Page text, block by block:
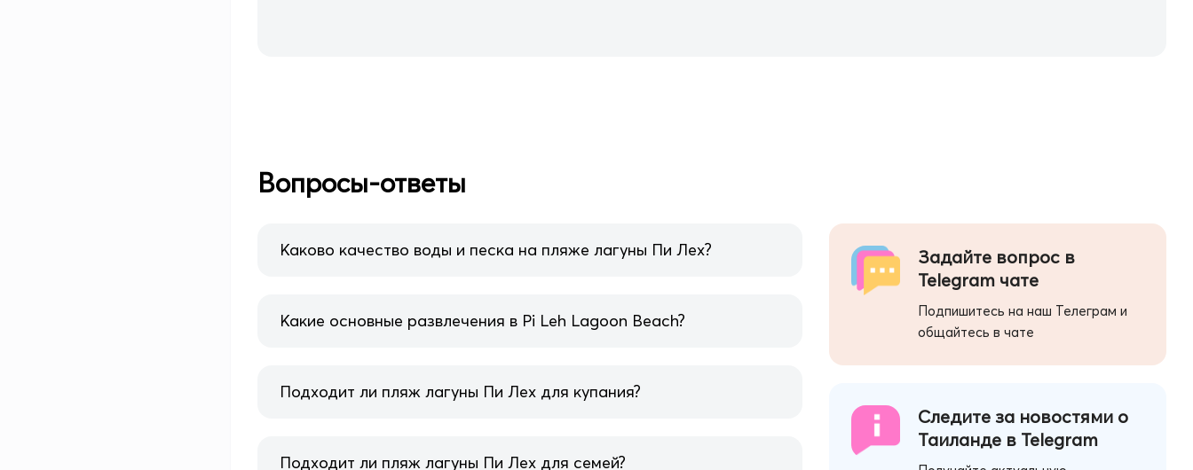
Вопросы-ответы
Каково качество воды и песка на пляже лагуны Пи Лех?
Какие основные развлечения в Pi Leh Lagoon Beach?
Подходит ли пляж лагуны Пи Лех для купания?
Подходит ли пляж лагуны Пи Лех для семей?
Задайте вопрос в
Telegram чате
Подпишитесь на наш Телеграм и
общайтесь в чате
Следите за новостями о
Таиланде в Telegram